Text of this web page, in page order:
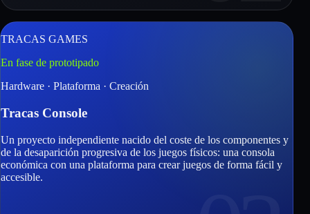
TRACAS GAMES
En fase de prototipado
Hardware · Plataforma · Creación
Tracas Console
Un proyecto independiente nacido del coste de los componentes y
de la desaparición progresiva de los juegos físicos: una consola
económica con una plataforma para crear juegos de forma fácil y
accesible.